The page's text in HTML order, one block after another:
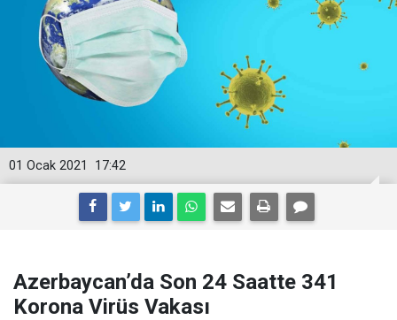
17:42
01 Ocak 2021
Azerbaycan’da Son 24 Saatte 341
Korona Virüs Vakası